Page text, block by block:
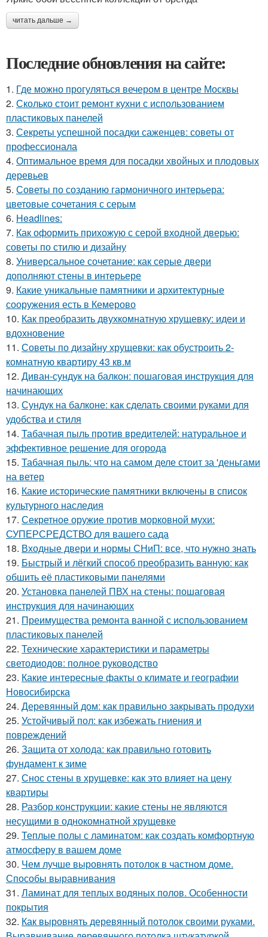
читать дальше →
Последние обновления на сайте:
1. Где можно прогуляться вечером в центре Москвы
2. Сколько стоит ремонт кухни с использованием
пластиковых панелей
3. Секреты успешной посадки саженцев: советы от
профессионала
4. Оптимальное время для посадки хвойных и плодовых
деревьев
5. Советы по созданию гармоничного интерьера:
цветовые сочетания с серым
6. Headlines:
7. Как оформить прихожую с серой входной дверью:
советы по стилю и дизайну
8. Универсальное сочетание: как серые двери
дополняют стены в интерьере
9. Какие уникальные памятники и архитектурные
сооружения есть в Кемерово
10. Как преобразить двухкомнатную хрущевку: идеи и
вдохновение
11. Советы по дизайну хрущевки: как обустроить 2-
комнатную квартиру 43 кв.м
12. Диван-сундук на балкон: пошаговая инструкция для
начинающих
13. Сундук на балконе: как сделать своими руками для
удобства и стиля
14. Табачная пыль против вредителей: натуральное и
эффективное решение для огорода
15. Табачная пыль: что на самом деле стоит за 'деньгами
на ветер
16. Какие исторические памятники включены в список
культурного наследия
17. Секретное оружие против морковной мухи:
СУПЕРСРЕДСТВО для вашего сада
18. Входные двери и нормы СНиП: все, что нужно знать
19. Быстрый и лёгкий способ преобразить ванную: как
обшить её пластиковыми панелями
20. Установка панелей ПВХ на стены: пошаговая
инструкция для начинающих
21. Преимущества ремонта ванной с использованием
пластиковых панелей
22. Технические характеристики и параметры
светодиодов: полное руководство
23. Какие интересные факты о климате и географии
Новосибирска
24. Деревянный дом: как правильно закрывать продухи
25. Устойчивый пол: как избежать гниения и
повреждений
26. Защита от холода: как правильно готовить
фундамент к зиме
27. Снос стены в хрущевке: как это влияет на цену
квартиры
28. Разбор конструкции: какие стены не являются
несущими в однокомнатной хрущевке
29. Теплые полы с ламинатом: как создать комфортную
атмосферу в вашем доме
30. Чем лучше выровнять потолок в частном доме.
Способы выравнивания
31. Ламинат для теплых водяных полов. Особенности
покрытия
32. Как выровнять деревянный потолок своими руками.